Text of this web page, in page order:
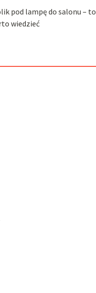
pod lampę do salonu – to
wiedzieć